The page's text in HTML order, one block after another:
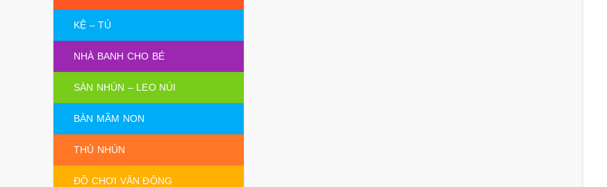
KỆ – TỦ
NHÀ BANH CHO BÉ
SÀN NHÚN – LEO NÚI
BÀN MẦM NON
THÚ NHÚN
ĐỒ CHƠI VẬN ĐỘNG